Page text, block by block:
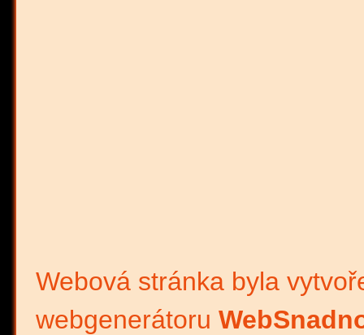
Webová stránka byla
webgenerátoru